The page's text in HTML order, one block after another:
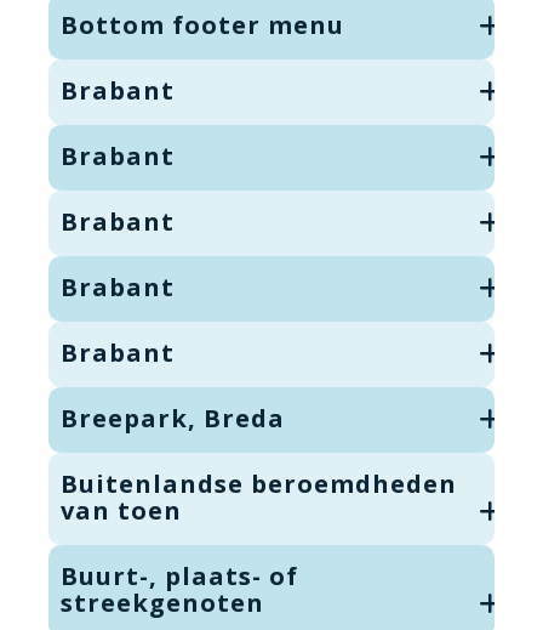
Bottom footer menu
Brabant
Brabant
Brabant
Brabant
Brabant
Breepark, Breda
Buitenlandse beroemdheden
van toen
Buurt-, plaats- of
streekgenoten